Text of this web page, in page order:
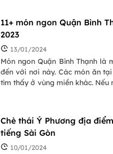
11+ món ngon Quận Bình
2023
13/01/2024
Món ngon Quận Bình Thạnh là
đến với nơi này. Các món ăn
tìm thấy ở vùng miền khác.
Chè thái Ý Phương địa
tiếng Sài Gòn
10/01/2024